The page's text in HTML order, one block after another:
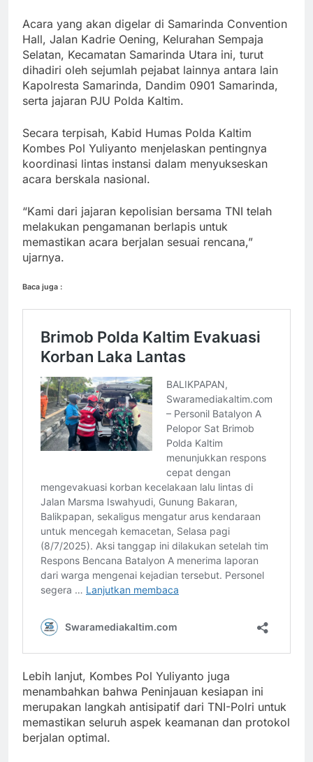
Acara yang akan digelar di Samarinda Convention
Hall, Jalan Kadrie Oening, Kelurahan Sempaja
Selatan, Kecamatan Samarinda Utara ini, turut
dihadiri oleh sejumlah pejabat lainnya antara lain
Kapolresta Samarinda, Dandim 0901 Samarinda,
serta jajaran PJU Polda Kaltim.
Secara terpisah, Kabid Humas Polda Kaltim
Kombes Pol Yuliyanto menjelaskan pentingnya
koordinasi lintas instansi dalam menyukseskan
acara berskala nasional.
“Kami dari jajaran kepolisian bersama TNI telah
melakukan pengamanan berlapis untuk
memastikan acara berjalan sesuai rencana,”
ujarnya.
Baca juga :
Lebih lanjut, Kombes Pol Yuliyanto juga
menambahkan bahwa Peninjauan kesiapan ini
merupakan langkah antisipatif dari TNI-Polri untuk
memastikan seluruh aspek keamanan dan protokol
berjalan optimal.